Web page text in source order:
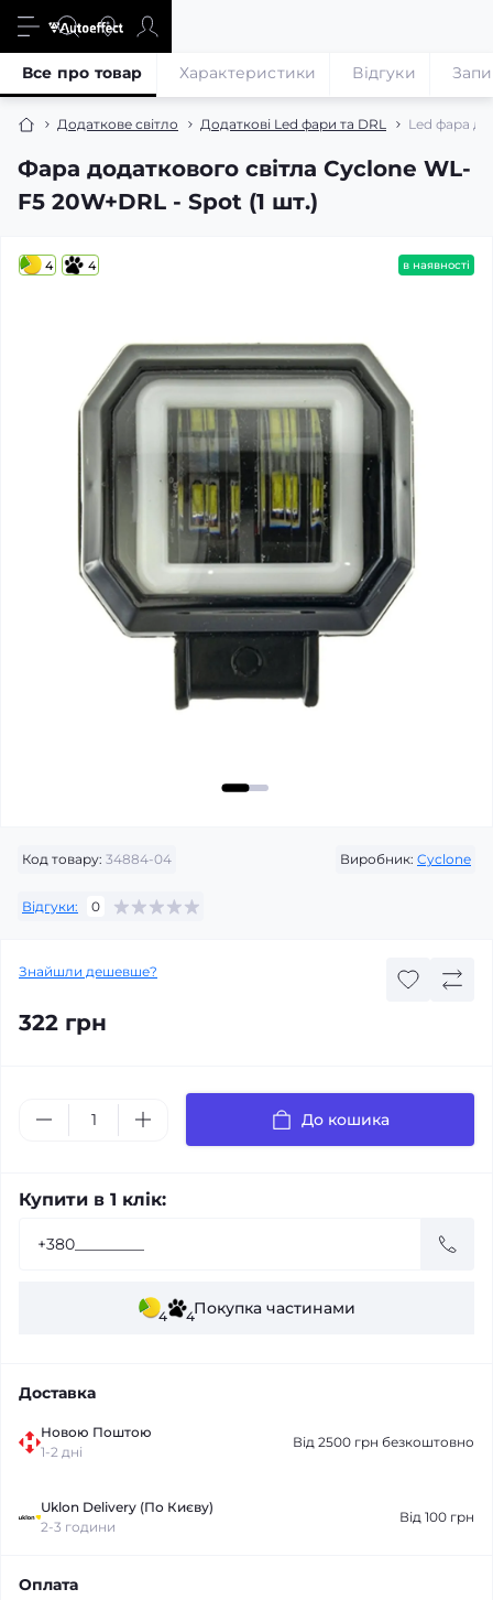
Додаткове світло Додаткові Led фари та DRL Led фара
Фара додаткового світла Cyclone WL-
F5 20W+DRL - Spot (1 шт.)
Все про товар Характеристики Відгуки
4 4 в наявності
Код товару: 34884-04 Виробник: Cyclone
Відгуки: 0
Знайшли дешевше?
322 грн
До кошика
Купити в 1 клік:
4 4Покупка частинами
Доставка
Новою Поштою
1-2 дні
Від 2500 грн безкоштовно
Uklon Delivery (По Києву)
2-3 години
Від 100 грн
Оплата